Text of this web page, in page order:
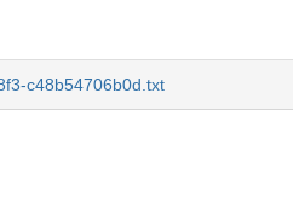
c48b54706b0d.txt